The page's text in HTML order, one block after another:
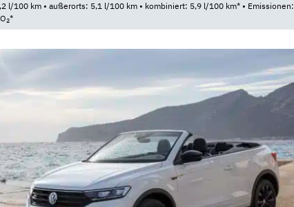
l/100 km • außerorts: 5,1 l/100 km • kombiniert: 5,9 l/100 km* • Emissionen:
2*